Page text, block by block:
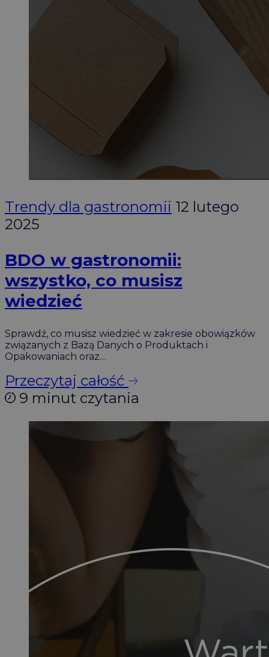
Trendy dla gastronomii 12 lutego
2025
BDO w gastronomii:
wszystko, co musisz
wiedzieć
Sprawdź, co musisz wiedzieć w zakresie obowiązków
związanych z Bazą Danych o Produktach i
Opakowaniach oraz…
Przeczytaj całość
9 minut czytania